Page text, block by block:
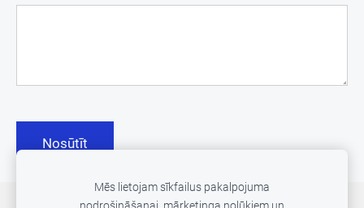
Mēs lietojam sīkfailus pakalpojuma